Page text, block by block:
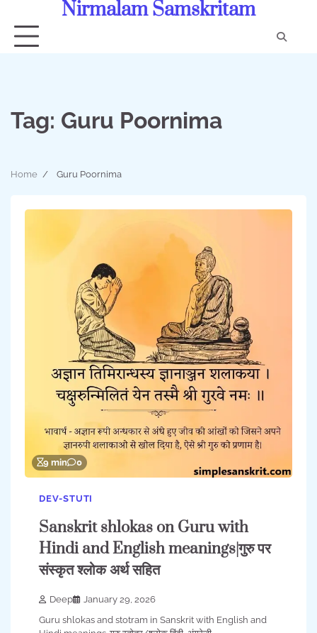
content
Nirmalam Samskritam
Tag: Guru Poornima
Home Guru Poornima
9 min 0
DEV-STUTI
Sanskrit shlokas on Guru with
Hindi and English meanings|गुरु पर
संस्कृत श्लोक अर्थ सहित
Deep
January 29, 2026
Guru shlokas and stotram in Sanskrit with English and